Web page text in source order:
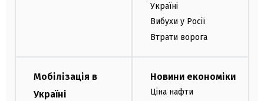
Україні
Вибухи у Росії
Втрати ворога
Мобілізація в
Україні
Новини економіки
Ціна нафти